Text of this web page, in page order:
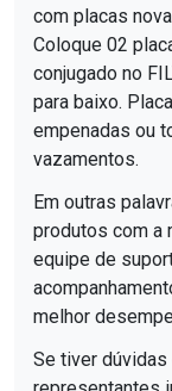
com placas
Coloque 02
conjugado no
para baixo.
empenadas ou
vazamentos.
Em outras
produtos com a
equipe de
melhor
Se tiver dúvidas